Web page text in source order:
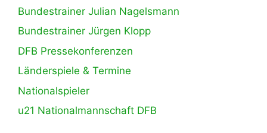
Bundestrainer Julian Nagelsmann
Bundestrainer Jürgen Klopp
DFB Pressekonferenzen
Länderspiele & Termine
Nationalspieler
u21 Nationalmannschaft DFB